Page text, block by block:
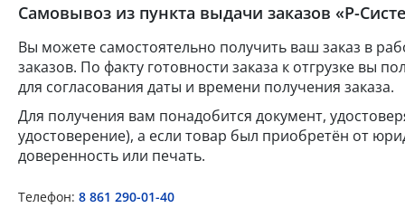
Самовывоз из пункта выдачи заказов «Р-
Вы можете самостоятельно получить ваш заказ в
заказов. По факту готовности заказа к отгрузке вы
для согласования даты и времени получения заказа.
Для получения вам понадобится документ,
удостоверение), а если товар был приобретён от
доверенность или печать.
Телефон: 8 861 290-01-40